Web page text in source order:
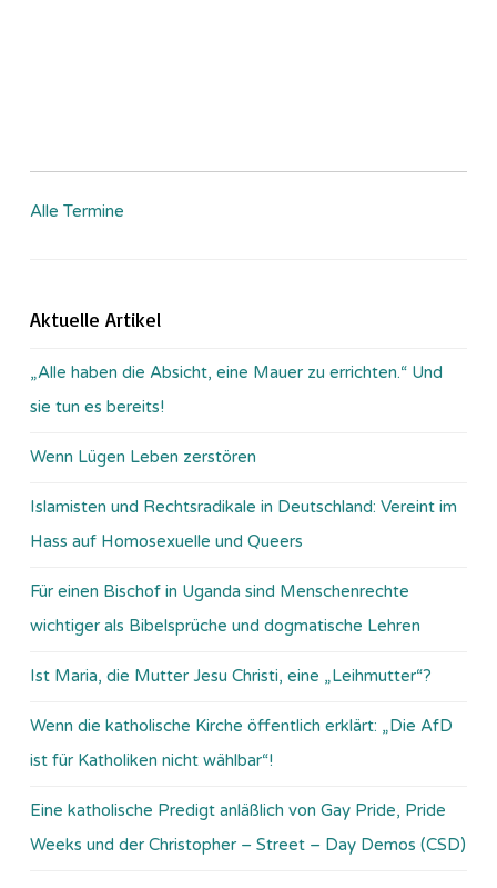
Alle Termine
Aktuelle Artikel
„Alle haben die Absicht, eine Mauer zu errichten.“ Und
sie tun es bereits!
Wenn Lügen Leben zerstören
Islamisten und Rechtsradikale in Deutschland: Vereint im
Hass auf Homosexuelle und Queers
Für einen Bischof in Uganda sind Menschenrechte
wichtiger als Bibelsprüche und dogmatische Lehren
Ist Maria, die Mutter Jesu Christi, eine „Leihmutter“?
Wenn die katholische Kirche öffentlich erklärt: „Die AfD
ist für Katholiken nicht wählbar“!
Eine katholische Predigt anläßlich von Gay Pride, Pride
Weeks und der Christopher – Street – Day Demos (CSD)